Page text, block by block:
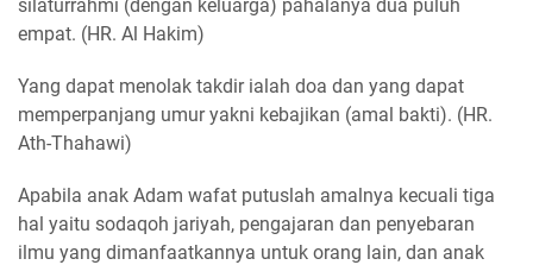
silaturrahmi (dengan keluarga) pahalanya dua puluh
empat. (HR. Al Hakim)
Yang dapat menolak takdir ialah doa dan yang dapat
memperpanjang umur yakni kebajikan (amal bakti). (HR.
Ath-Thahawi)
Apabila anak Adam wafat putuslah amalnya kecuali tiga
hal yaitu sodaqoh jariyah, pengajaran dan penyebaran
ilmu yang dimanfaatkannya untuk orang lain, dan anak